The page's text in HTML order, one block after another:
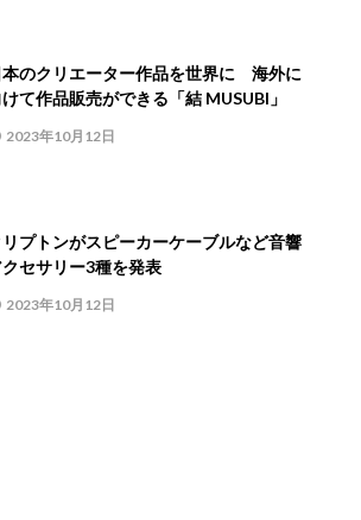
本のクリエーター作品を世界に 海外に
て作品販売ができる「結 MUSUBI」
2023年10月12日
リプトンがスピーカーケーブルなど音響
クセサリー3種を発表
2023年10月12日